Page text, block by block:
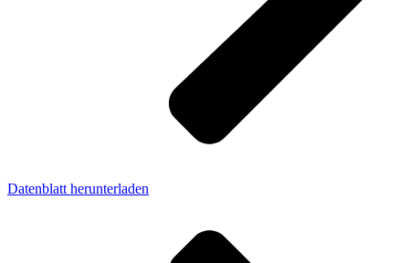
Datenblatt herunterladen